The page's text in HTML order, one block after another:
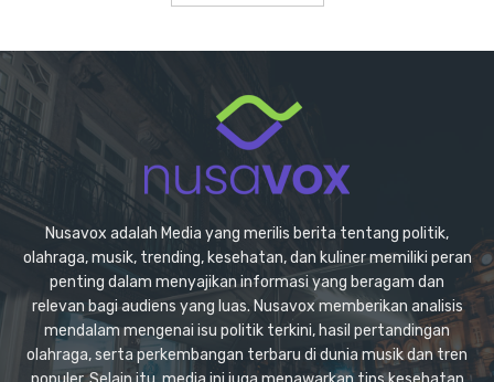
Nusavox adalah Media yang merilis berita tentang politik,
olahraga, musik, trending, kesehatan, dan kuliner memiliki peran
penting dalam menyajikan informasi yang beragam dan
relevan bagi audiens yang luas. Nusavox memberikan analisis
mendalam mengenai isu politik terkini, hasil pertandingan
olahraga, serta perkembangan terbaru di dunia musik dan tren